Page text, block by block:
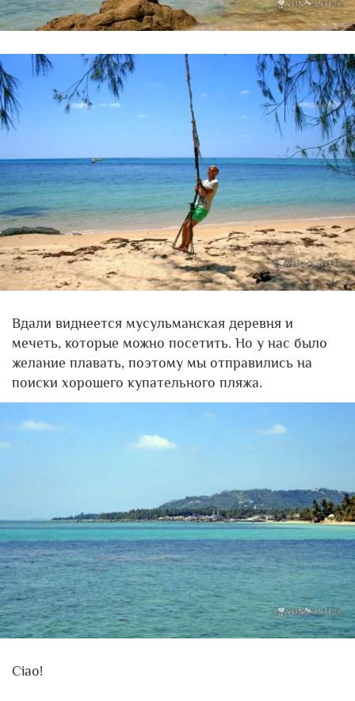
Вдали виднеется мусульманская деревня и
мечеть, которые можно посетить. Но у нас было
желание плавать, поэтому мы отправились на
поиски хорошего купательного пляжа.
Ciao!